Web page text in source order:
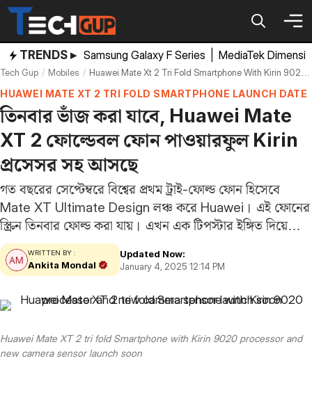
Skip
content
TRENDS ▸ Samsung Galaxy F Series MediaTek
Tech Gup Mobiles Huawei Mate Xt 2 Tri Fold Smartphone With Kirin 9020 Processor And New Camera Sensor Launch Soon
HUAWEI MATE XT 2 TRI FOLD SMARTPHONE LAUNCH DATE
তিনবার ভাঁজ করা যাবে, Huawei Mate
XT 2 ফোল্ডেবল ফোন পাওয়ারফুল Kirin
প্রসেসর সহ আসছে
গত বছরের সেপ্টেম্বরে বিশ্বের প্রথম ট্রাই-ফোল্ড ফোন হিসেবে
Mate XT Ultimate Design লঞ্চ করে Huawei। এই ফোনের
স্ক্রিন তিনবার ফোল্ড করা যায়। এখন এক টিপস্টার ইঙ্গিত দিয়েছেন
যে ব্র্যান্ডটি এর উত্তরসূরি নিয়ে কাজ করতে শুরু করেছে। আসন্ন
এই ডিভাইসের নাম…
WRITTEN BY :
Ankita Mondal
Updated Now:
January 4, 2025 12:14 PM
Huawei Mate XT 2 tri fold Smartphone with Kirin 9020 processor and
new camera sensor launch soon